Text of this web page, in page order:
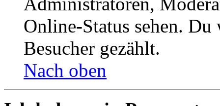
Online-Status sehen.
Besucher gezählt.
Nach oben